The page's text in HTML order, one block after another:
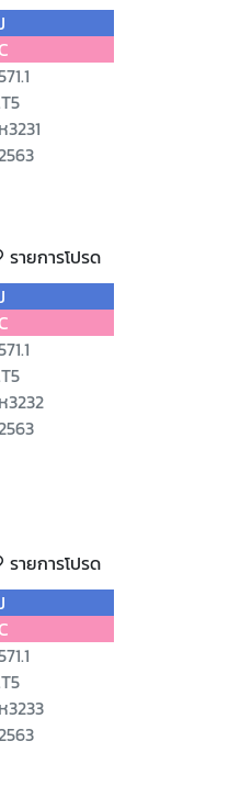
ห3231
รายการโปรด
ห3232
รายการโปรด
ห3233